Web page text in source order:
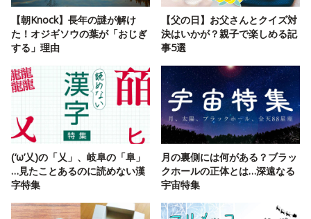
【朝Knock】長年の謎が解け
た！オジギソウの葉が「おじぎ
する」理由
【父の日】お父さんとクイズ対
決はいかが？親子で楽しめる記
事5選
(‘ω’乂)の「乂」、岐阜の「阜」
…見たことあるのに読めない漢
字特集
月の裏側には何がある？ブラッ
クホールの正体とは…深遠なる
宇宙特集